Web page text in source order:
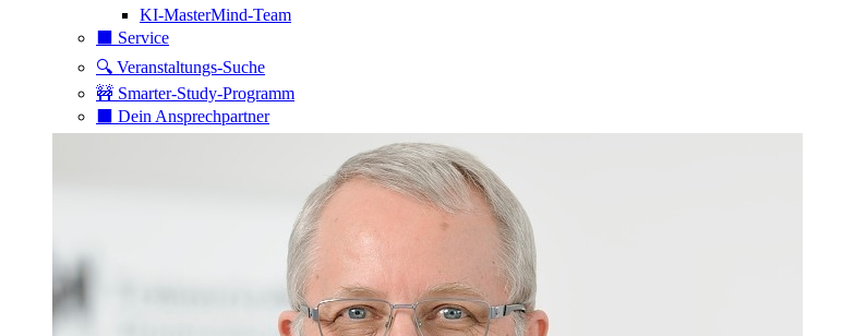
KI-MasterMind-Team
⬛️ Service
🔍 Veranstaltungs-Suche
🚧 Smarter-Study-Programm
⬛️ Dein Ansprechpartner